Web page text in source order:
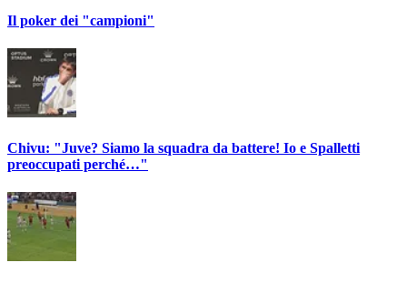
Il poker dei "campioni"
Chivu: "Juve? Siamo la squadra da battere! Io e Spalletti
preoccupati perché…"